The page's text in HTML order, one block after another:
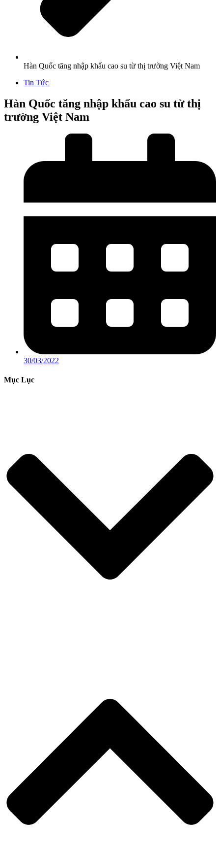
Hàn Quốc tăng nhập khẩu cao su từ thị trường Việt Nam
Tin Tức
Hàn Quốc tăng nhập khẩu cao su từ thị
trường Việt Nam
30/03/2022
Mục Lục